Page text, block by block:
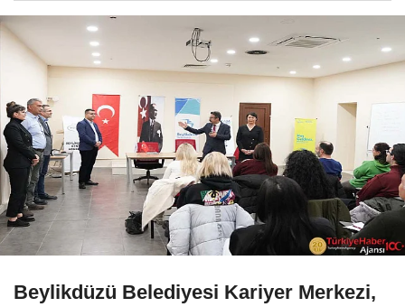
Beylikdüzü Belediyesi Kariyer Merkezi,